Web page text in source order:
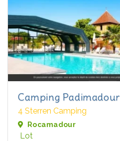
Camping Padimadour
4 Sterren Camping
Rocamadour
Lot